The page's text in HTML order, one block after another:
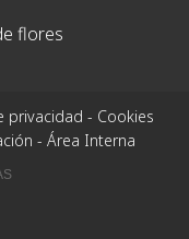
flores
privacidad - Cookies
- Área Interna